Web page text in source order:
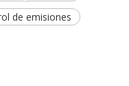
de emisiones